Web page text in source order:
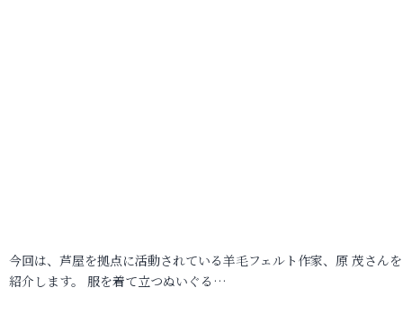
今回は、芦屋を拠点に活動されている羊毛フェルト作家、原 茂さん
紹介します。 服を着て立つぬいぐる…